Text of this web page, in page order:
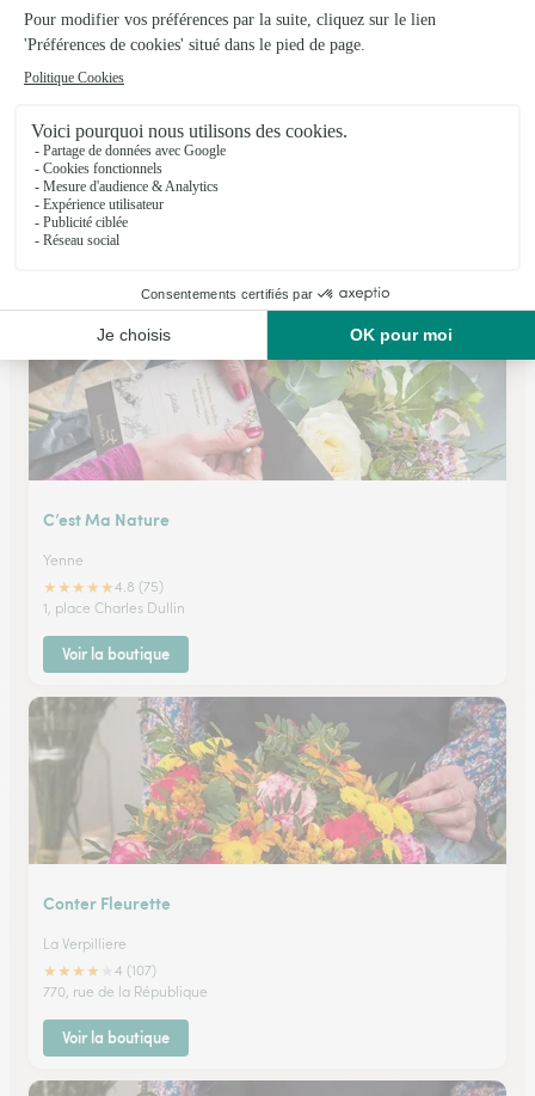
Bar A Fleurs
Montalieu Vercieu
★★★★★4.6 (65)
107, Grande Rue
C’est Ma Nature
Yenne
★★★★★4.8 (75)
1, place Charles Dullin
Voir la boutique
Conter Fleurette
La Verpilliere
★★★★
4 (107)
770, rue de la République
Voir la boutique